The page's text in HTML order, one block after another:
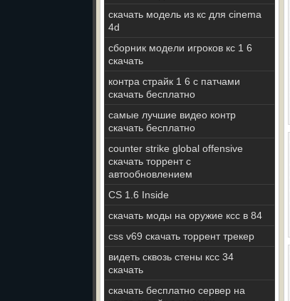
скачать модель из кс для cinema
4d
сборник модели игроков кс 1 6
скачать
контра страйк 1 6 с патчами
скачать бесплатно
самые лучшие видео контр
скачать бесплатно
counter strike global offensive
скачать торрент с
автообновлением
CS 1.6 Inside
скачать моды на оружие ксс в 84
css v69 скачать торрент трекер
видеть сквозь стены ксс 34
скачать
скачать бесплатно сервер на